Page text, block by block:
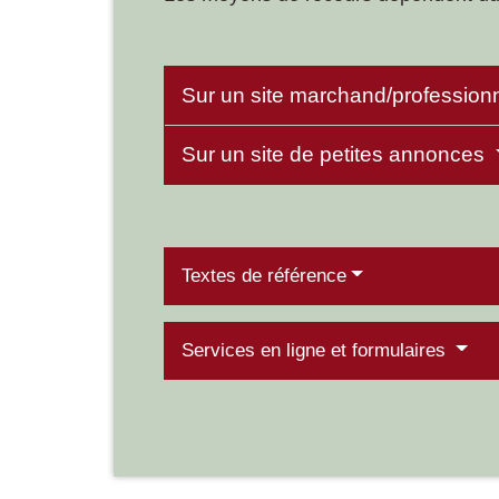
Sur un site marchand/
Sur un site de petites annonces
Textes de référence
Services en ligne et formulaires